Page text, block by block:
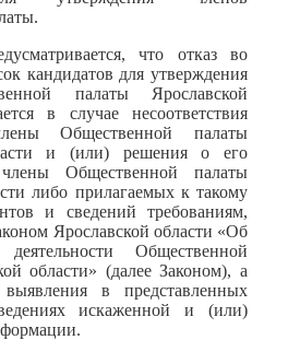
что отказ во
кандидатов для утверждения
палаты Ярославской
в случае несоответствия
Общественной палаты
и (или) решения о его
Общественной палаты
либо прилагаемых к такому
и сведений требованиям,
Ярославской области «Об
Общественной
области» (далее Законом), а
в представленных
искаженной и (или)